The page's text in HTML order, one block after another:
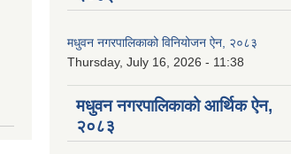
मधुवन नगरपालिकाको विनियोजन ऐन, २०८३
Thursday, July 16, 2026 - 11:38
मधुवन नगरपालिकाको आर्थिक ऐन,
२०८३